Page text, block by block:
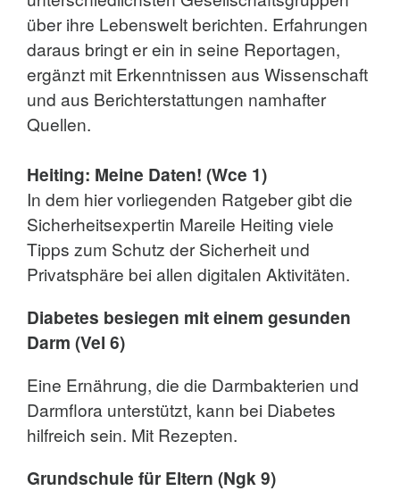
über ihre Lebenswelt berichten. Erfahrungen
daraus bringt er ein in seine Reportagen,
ergänzt mit Erkenntnissen aus Wissenschaft
und aus Berichterstattungen namhafter
Quellen.
Heiting: Meine Daten! (Wce 1)
In dem hier vorliegenden Ratgeber gibt die
Sicherheitsexpertin Mareile Heiting viele
Tipps zum Schutz der Sicherheit und
Privatsphäre bei allen digitalen Aktivitäten.
Diabetes besiegen mit einem gesunden
Darm (Vel 6)
Eine Ernährung, die die Darmbakterien und
Darmflora unterstützt, kann bei Diabetes
hilfreich sein. Mit Rezepten.
Grundschule für Eltern (Ngk 9)